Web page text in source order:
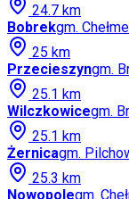
24.7 km
Bobrekgm.
25 km
Przecieszyngm.
25.1 km
Wilczkowicegm.
25.1 km
Żernicagm.
25.3 km
Nowopolegm.